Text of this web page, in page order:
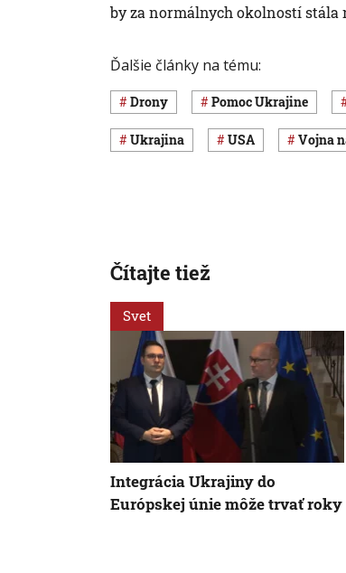
by za normálnych okolností
Ďalšie články na tému:
drony pomoc Ukrajine
Ukrajina USA vojna
Čítajte tiež
Svet
Integrácia Ukrajiny do
Európskej únie môže trvať roky